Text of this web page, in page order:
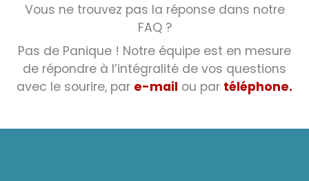
Vous ne trouvez pas la réponse dans notre
FAQ ?
Pas de Panique ! Notre équipe est en mesure
de répondre à l’intégralité de vos questions
avec le sourire, par e-mail ou par téléphone.